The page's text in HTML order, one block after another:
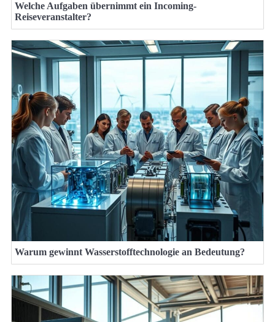
Welche Aufgaben übernimmt ein Incoming-
Reiseveranstalter?
Warum gewinnt Wasserstofftechnologie an Bedeutung?